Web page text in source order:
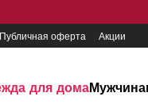
Публичная оферта Акции
для дома